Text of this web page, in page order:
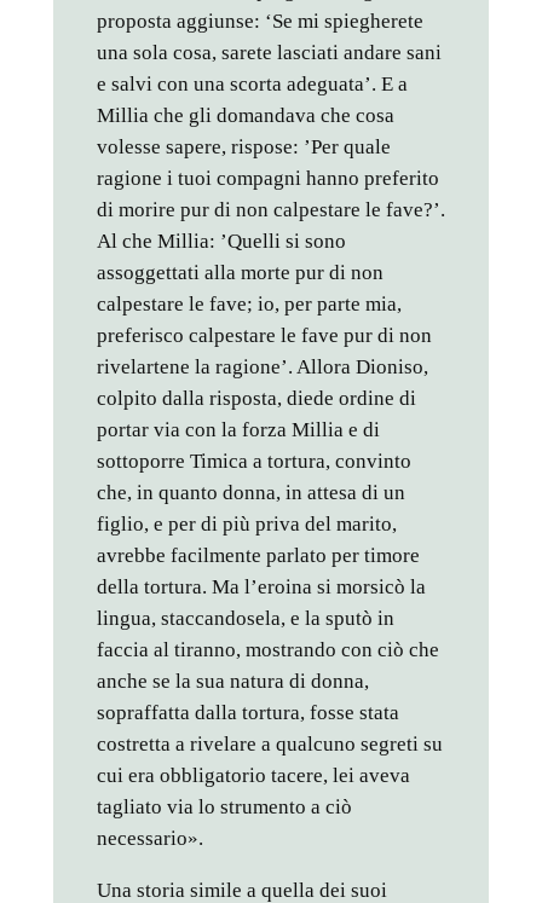
proposta aggiunse: ‘Se mi spiegherete
una sola cosa, sarete lasciati andare sani
e salvi con una scorta adeguata’. E a
Millia che gli domandava che cosa
volesse sapere, rispose: ’Per quale
ragione i tuoi compagni hanno preferito
di morire pur di non calpestare le fave?’.
Al che Millia: ’Quelli si sono
assoggettati alla morte pur di non
calpestare le fave; io, per parte mia,
preferisco calpestare le fave pur di non
rivelartene la ragione’. Allora Dioniso,
colpito dalla risposta, diede ordine di
portar via con la forza Millia e di
sottoporre Timica a tortura, convinto
che, in quanto donna, in attesa di un
figlio, e per di più priva del marito,
avrebbe facilmente parlato per timore
della tortura. Ma l’eroina si morsicò la
lingua, staccandosela, e la sputò in
faccia al tiranno, mostrando con ciò che
anche se la sua natura di donna,
sopraffatta dalla tortura, fosse stata
costretta a rivelare a qualcuno segreti su
cui era obbligatorio tacere, lei aveva
tagliato via lo strumento a ciò
necessario».
Una storia simile a quella dei suoi